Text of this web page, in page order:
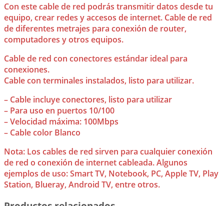
Con este cable de red podrás transmitir datos desde tu
equipo, crear redes y accesos de internet. Cable de red
de diferentes metrajes para conexión de router,
computadores y otros equipos.
Cable de red con conectores estándar ideal para
conexiones.
Cable con terminales instalados, listo para utilizar.
– Cable incluye conectores, listo para utilizar
– Para uso en puertos 10/100
– Velocidad máxima: 100Mbps
– Cable color Blanco
Nota: Los cables de red sirven para cualquier conexión
de red o conexión de internet cableada. Algunos
ejemplos de uso: Smart TV, Notebook, PC, Apple TV, Play
Station, Blueray, Android TV, entre otros.